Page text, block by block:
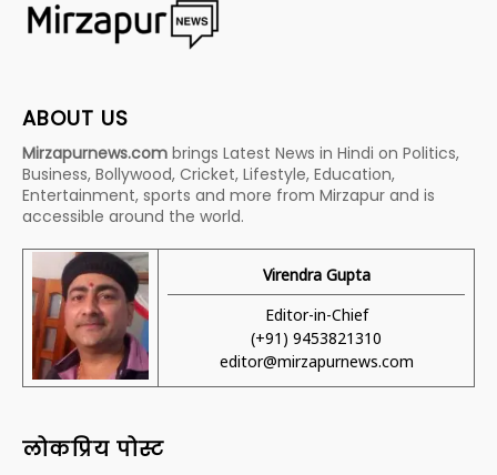
ABOUT US
Mirzapurnews.com brings Latest News in Hindi on Politics,
Business, Bollywood, Cricket, Lifestyle, Education,
Entertainment, sports and more from Mirzapur and is
accessible around the world.
Virendra Gupta
Editor-in-Chief
(+91) 9453821310
editor@mirzapurnews.com
लोकप्रिय पोस्ट